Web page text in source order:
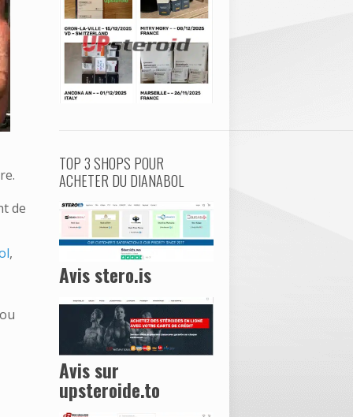
de
,
TOP 3 SHOPS POUR
ACHETER DU DIANABOL
Avis stero.is
Avis sur
upsteroide.to